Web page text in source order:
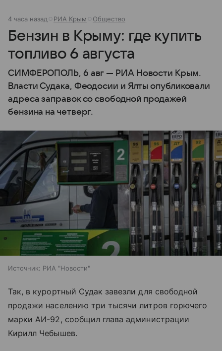
4 часа назад РИА Крым Общество
Бензин в Крыму: где купить
топливо 6 августа
СИМФЕРОПОЛЬ, 6 авг — РИА Новости Крым.
Власти Судака, Феодосии и Ялты опубликовали
адреса заправок со свободной продажей
бензина на четверг.
Источник: РИА "Новости"
Так, в курортный Судак завезли для свободной
продажи населению три тысячи литров горючего
марки АИ-92, сообщил глава администрации
Кирилл Чебышев.